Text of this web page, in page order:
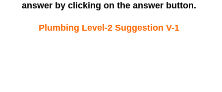
answer by clicking on the answer button.
Plumbing Level-2 Suggestion V-1